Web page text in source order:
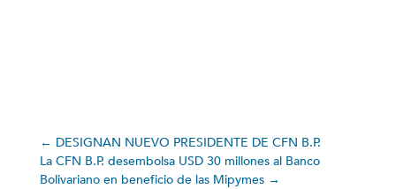
← DESIGNAN NUEVO PRESIDENTE DE CFN B.P.
La CFN B.P. desembolsa USD 30 millones al Banco
Bolivariano en beneficio de las Mipymes→